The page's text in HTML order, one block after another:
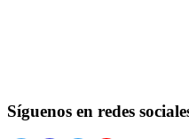
Síguenos en redes